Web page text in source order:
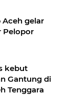
Aceh gelar
Pelopor
kebut
Gantung di
Tenggara